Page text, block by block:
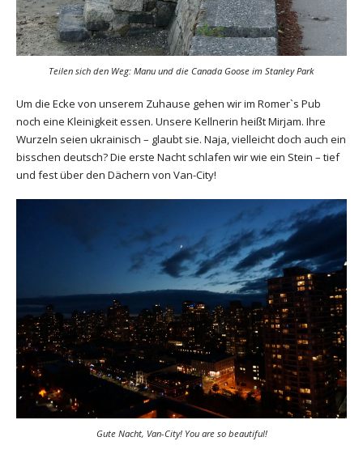
Teilen sich den Weg: Manu und die Canada Goose im Stanley Park
Um die Ecke von unserem Zuhause gehen wir im Romer`s Pub
noch eine Kleinigkeit essen. Unsere Kellnerin heißt Mirjam. Ihre
Wurzeln seien ukrainisch – glaubt sie. Naja, vielleicht doch auch ein
bisschen deutsch? Die erste Nacht schlafen wir wie ein Stein – tief
und fest über den Dächern von Van-City!
Gute Nacht, Van-City! You are so beautiful!